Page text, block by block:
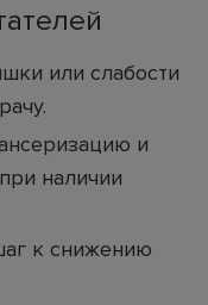
или слабости
и
наличии
к снижению